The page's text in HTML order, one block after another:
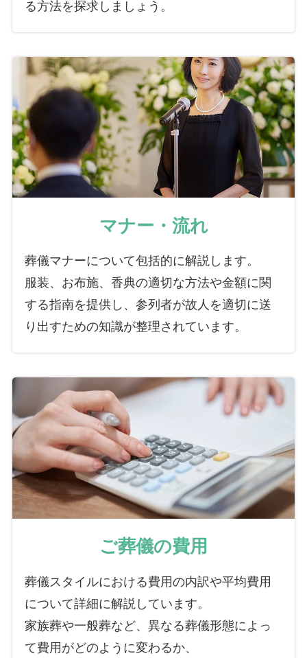
る方法を探求しましょう。
マナー・流れ
葬儀マナーについて包括的に解説します。
服装、お布施、香典の適切な方法や金額に関
する指南を提供し、参列者が故人を適切に送
り出すための知識が整理されています。
ご葬儀の費用
葬儀スタイルにおける費用の内訳や平均費用
について詳細に解説しています。
家族葬や一般葬など、異なる葬儀形態によっ
て費用がどのように変わるか、